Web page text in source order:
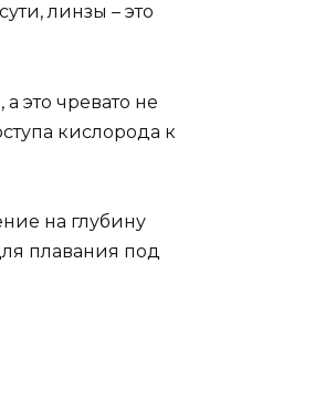
линзы – это
это чревато не
кислорода к
на глубину
плавания под